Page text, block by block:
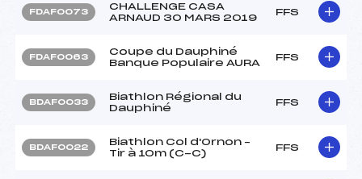
FDAF0073
CHALLENGE CASA
ARNAUD 30 MARS 2019
FFS
FDAF0063
Coupe du Dauphiné
Banque Populaire AURA
FFS
BDAF0033
Biathlon Régional du
Dauphiné
FFS
BDAF0022
Biathlon Col d'Ornon –
Tir à 10m (C-C)
FFS